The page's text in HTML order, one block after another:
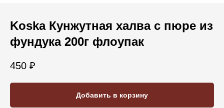
Koska Кунжутная халва с пюре из
фундука 200г флоупак
450 ₽
Добавить в корзину